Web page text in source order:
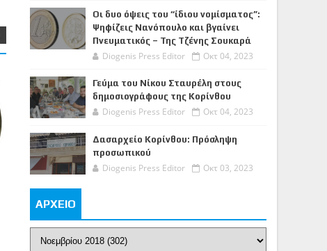
Οι δυο όψεις του “ίδιου νομίσματος”:
Ψηφίζεις Νανόπουλο και βγαίνει
Πνευματικός – Της Τζένης Σουκαρά
Diogenis Press Editor Οκτ 04, 2023
Γεύμα του Νίκου Σταυρέλη στους
δημοσιογράφους της Κορίνθου
Diogenis Press Editor Οκτ 04, 2023
Δασαρχείο Κορίνθου: Πρόσληψη
προσωπικού
Diogenis Press Editor Οκτ 03, 2023
ΑΡΧΕΙΟ